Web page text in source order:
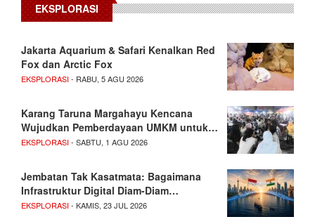
EKSPLORASI
Jakarta Aquarium & Safari Kenalkan Red
Fox dan Arctic Fox
EKSPLORASI- RABU, 5 AGU 2026
Karang Taruna Margahayu Kencana
Wujudkan Pemberdayaan UMKM untuk…
EKSPLORASI- SABTU, 1 AGU 2026
Jembatan Tak Kasatmata: Bagaimana
Infrastruktur Digital Diam-Diam…
EKSPLORASI- KAMIS, 23 JUL 2026